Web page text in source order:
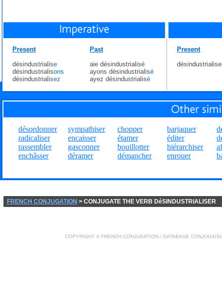
Present
désindustrialise
désindustrialisons
désindustrialisez
Past
aie désindustrialisé
ayons désindustrialisé
ayez désindustrialisé
Present
désordonner
radicaliser
rassembler
enchâsser
sympathiser
encaisser
gasconner
déramer
chopper
étamer
bouillotter
démancher
barjaquer
éditer
hiérarchiser
enrouer
FRENCH CONJUGATION > CONJUGATE THE VERB DéSINDUSTRIALISER
COPYRIGHT © FRENCH CONJUGATION / DATABASE